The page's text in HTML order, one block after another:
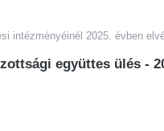
2025. évben
együttes ülés -